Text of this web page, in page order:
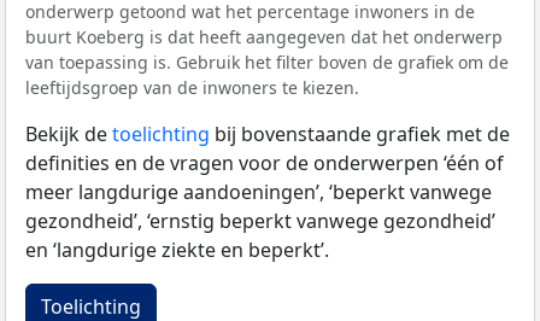
onderwerp getoond wat het percentage inwoners in de
buurt Koeberg is dat heeft aangegeven dat het onderwerp
van toepassing is. Gebruik het filter boven de grafiek om de
leeftijdsgroep van de inwoners te kiezen.
Bekijk detoelichting bij bovenstaande grafiek met de
definities en de vragen voor de onderwerpen ‘één of
meer langdurige aandoeningen’, ‘beperkt vanwege
gezondheid’, ‘ernstig beperkt vanwege gezondheid’
en ‘langdurige ziekte en beperkt’.
Toelichting